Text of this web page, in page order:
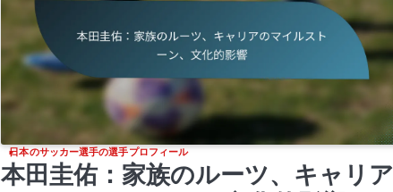
日本のサッカー選手の選手プロフィール
本田圭佑：家族のルーツ、キャリア